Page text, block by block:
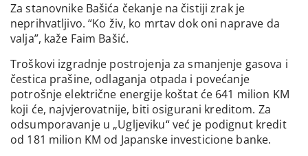
Za stanovnike Bašića čekanje na čistiji zrak je
neprihvatljivo. “Ko živ, ko mrtav dok oni naprave da
valja”, kaže Faim Bašić.
Troškovi izgradnje postrojenja za smanjenje gasova i
čestica prašine, odlaganja otpada i povećanje
potrošnje električne energije koštat će 641 milion KM
koji će, najvjerovatnije, biti osigurani kreditom. Za
odsumporavanje u „Ugljeviku“ već je podignut kredit
od 181 milion KM od Japanske investicione banke.